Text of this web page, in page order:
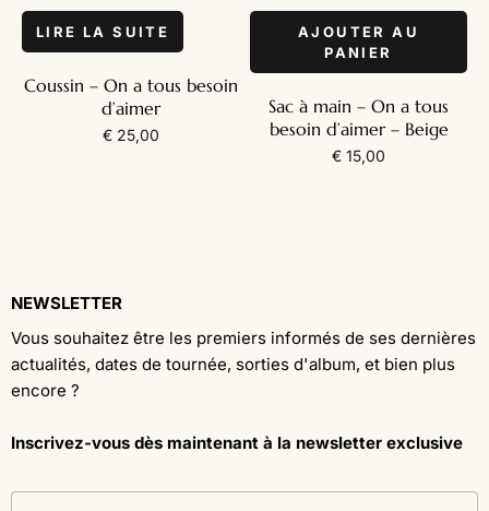
LIRE LA SUITE
Coussin – On a tous besoin
d’aimer
€25,00
AJOUTER AU
PANIER
Sac à main – On a tous
besoin d’aimer – Beige
€ 15,00
NEWSLETTER
Vous souhaitez être les premiers informés de ses dernières
actualités, dates de tournée, sorties d'album, et bien plus
encore ?
Inscrivez-vous dès maintenant à la newsletter exclusive